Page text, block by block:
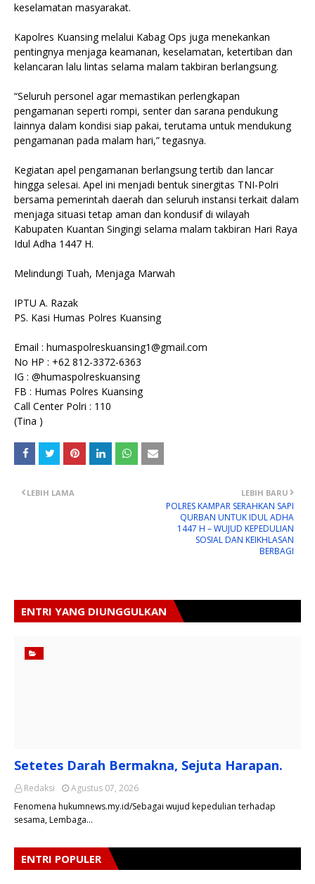
keselamatan masyarakat.
Kapolres Kuansing melalui Kabag Ops juga menekankan
pentingnya menjaga keamanan, keselamatan, ketertiban dan
kelancaran lalu lintas selama malam takbiran berlangsung.
“Seluruh personel agar memastikan perlengkapan
pengamanan seperti rompi, senter dan sarana pendukung
lainnya dalam kondisi siap pakai, terutama untuk mendukung
pengamanan pada malam hari,” tegasnya.
Kegiatan apel pengamanan berlangsung tertib dan lancar
hingga selesai. Apel ini menjadi bentuk sinergitas TNI-Polri
bersama pemerintah daerah dan seluruh instansi terkait dalam
menjaga situasi tetap aman dan kondusif di wilayah
Kabupaten Kuantan Singingi selama malam takbiran Hari Raya
Idul Adha 1447 H.
Melindungi Tuah, Menjaga Marwah
IPTU A. Razak
PS. Kasi Humas Polres Kuansing
Email : humaspolreskuansing1@gmail.com
No HP : +62 812-3372-6363
IG : @humaspolreskuansing
FB : Humas Polres Kuansing
Call Center Polri : 110
(Tina )
LEBIH BARU
POLRES KAMPAR SERAHKAN SAPI
QURBAN UNTUK IDUL ADHA
1447 H – WUJUD KEPEDULIAN
SOSIAL DAN KEIKHLASAN
BERBAGI
LEBIH LAMA
ENTRI YANG DIUNGGULKAN
Setetes Darah Bermakna, Sejuta Harapan.
Redaksi
Agustus 07, 2026
Fenomena hukumnews.my.id/Sebagai wujud kepedulian terhadap
sesama, Lembaga…
ENTRI POPULER